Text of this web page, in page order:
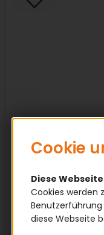
Cookie
Diese
Cookies werden
diese Webseite